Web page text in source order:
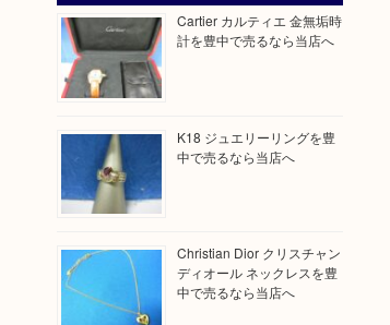
Cartier カルティエ 金無垢時
計を豊中で売るなら当店へ
K18 ジュエリーリングを豊
中で売るなら当店へ
Christian Dior クリスチャン
ディオール ネックレスを豊
中で売るなら当店へ